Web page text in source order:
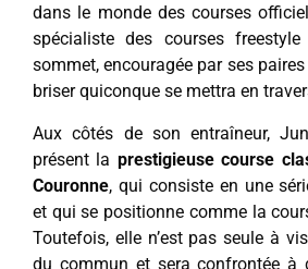
dans le monde des courses
spécialiste des courses
sommet, encouragée par ses
briser quiconque se mettra en
Aux côtés de son entraîneur,
présent la prestigieuse course
Couronne, qui consiste en une
et qui se positionne comme la
Toutefois, elle n’est pas seule à
du commun et sera confrontée à